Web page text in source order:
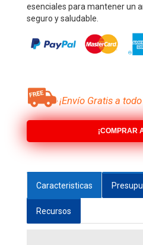
esenciales para mantener un
seguro y saludable.
¡Envío Gratis a
¡COMPRAR
Caracteristicas
Recursos